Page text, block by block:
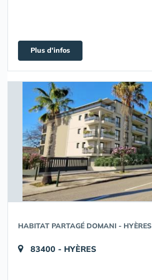
Plus d'infos
HABITAT PARTAGÉ DOMANI - HYÈRES
83400 - HYÈRES